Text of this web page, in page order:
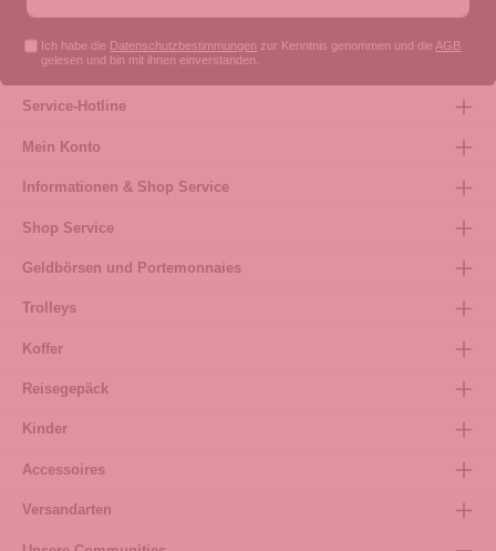
Ich habe die Datenschutzbestimmungen zur Kenntnis genommen und die AGB
gelesen und bin mit ihnen einverstanden.
Service-Hotline
Mein Konto
Informationen & Shop Service
Shop Service
Geldbörsen und Portemonnaies
Trolleys
Koffer
Reisegepäck
Kinder
Accessoires
Versandarten